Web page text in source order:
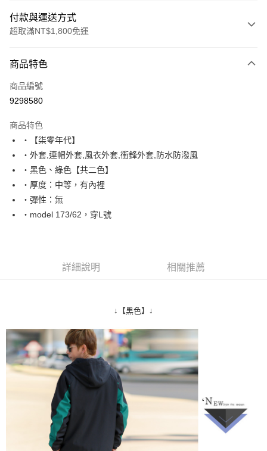
付款與運送方式
超取滿NT$1,800免運
信用卡一次付款
超商取貨付款
Apple Pay
街口支付
悠遊付
Google Pay
AFTEE先享後付是「在收到商品之後才付款」的支付方式。 讓您購物簡單
３．安心：先確認商品／服務後，再付款。
【「AFTEE先享後付」結帳流程】
１．於結帳方式選擇「AFTEE先享後付」後，將跳轉至「AFTEE先享後付」
結帳頁面，進行簡訊認證並確認金額後，即可完成結帳。
２．訂單成立數日內，您將收到繳費通知簡訊。
３．收到繳費通知簡訊後14天內，點擊此簡訊中的連結，可透過四大超商／
ATM／網路銀行／等多元方式進行付款，方視為交易完成。
※ 請注意：結帳手續完成當下不需立刻繳費，但若您需要取消訂單，請聯絡
購買商品的店家。未經商家同意取消之訂單仍視為有效，需透過AFTEE先享
後付繳納相關費用。
※ 交易是否成功請以「AFTEE先享後付 」之結帳頁面顯示為準，若有關於
是否繳費成功／繳費後需取消欲退款等相關疑問，請聯繫「AFTEE先享後付
客戶支援中心」
https://netprotections.freshdesk.com/support/home
每筆NT$80，滿NT$1,800(含以上)免運費
先付款後全家取貨
每筆NT$80，滿NT$1,800(含以上)免運費
7-11付款取貨
每筆NT$80，滿NT$1,800(含以上)免運費
先付款後7-11取貨
每筆NT$80，滿NT$1,800(含以上)免運費
商品特色
商品編號
9298580
商品特色
‧【柒零年代】
‧外套,連帽外套,風衣外套,衝鋒外套,防水防潑風
‧黑色、綠色【共二色】
‧厚度：中等，有內裡
‧彈性：無
‧model 173/62，穿L號
詳細說明 相關推薦
↓【黑色】↓